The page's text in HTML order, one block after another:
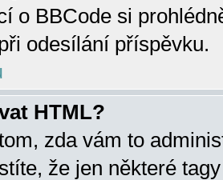
o BBCode si
odesílání příspěvku.
HTML?
zda vám to
že jen některé